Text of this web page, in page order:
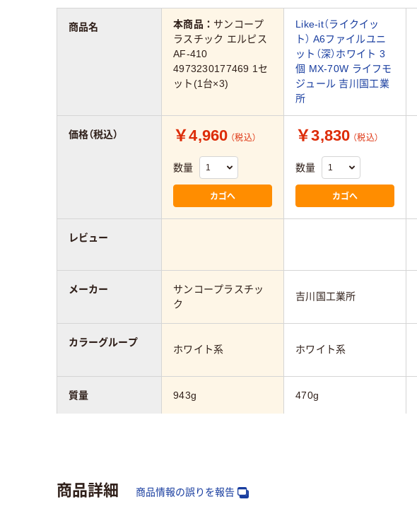
本商品： サンコープ
ラスチック エルピス
AF-410
4973230177469 1セ
ット(1台×3)
Like-it（ライクイッ
ト） A6ファイルユニ
ット（深）ホワイト 3
個 MX-70W ライフモ
ジュール 吉川国工業
所
￥4,960 （税込）
数量
カゴへ
￥3,830 （税込）
数量
カゴへ
サンコープラスチッ
ク
吉川国工業所
ホワイト系 ホワイト系
943g 470g
深型
商品名
価格（税込）
レビュー
メーカー
カラーグループ
質量
タイプ
商品詳細 商品情報の誤りを報告